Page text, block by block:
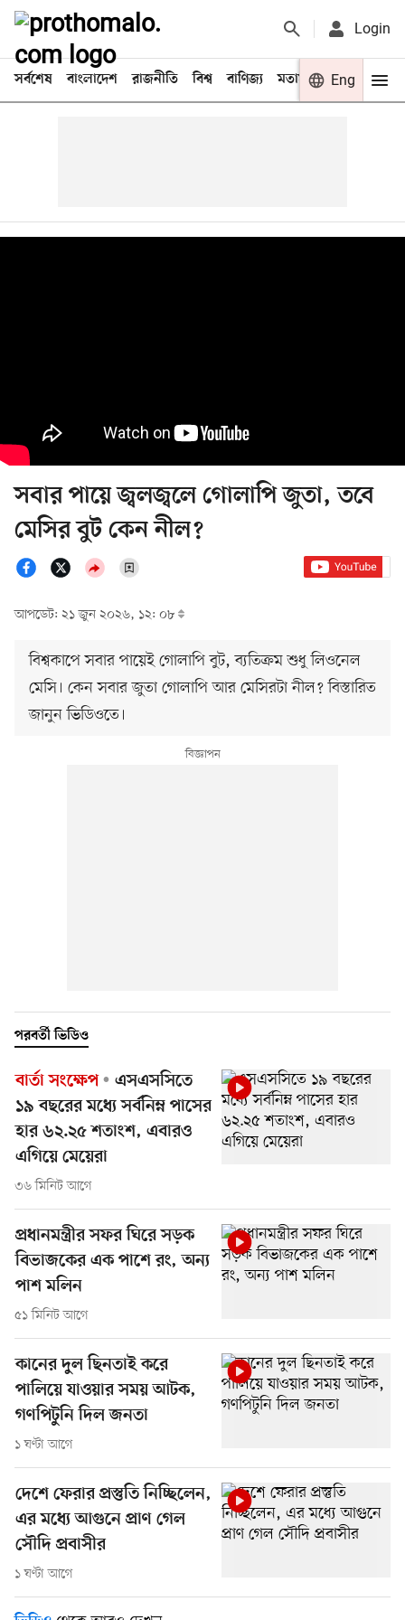
Login
সর্বশেষ বাংলাদেশ রাজনীতি বিশ্ব বাণিজ্য মতামত খেলা
Eng
সবার পায়ে জ্বলজ্বলে গোলাপি জুতা, তবে
মেসির বুট কেন নীল?
আপডেট: ২১ জুন ২০২৬, ১২: ০৮
বিশ্বকাপে সবার পায়েই গোলাপি বুট, ব্যতিক্রম শুধু লিওনেল
মেসি। কেন সবার জুতা গোলাপি আর মেসিরটা নীল? বিস্তারিত
জানুন ভিডিওতে।
পরবর্তী ভিডিও
বার্তা সংক্ষেপ
এসএসসিতে
১৯ বছরের মধ্যে সর্বনিম্ন পাসের
হার ৬২.২৫ শতাংশ, এবারও
এগিয়ে মেয়েরা
৩৬ মিনিট আগে
প্রধানমন্ত্রীর সফর ঘিরে সড়ক
বিভাজকের এক পাশে রং, অন্য
পাশ মলিন
৫১ মিনিট আগে
কানের দুল ছিনতাই করে
পালিয়ে যাওয়ার সময় আটক,
গণপিটুনি দিল জনতা
১ ঘণ্টা আগে
দেশে ফেরার প্রস্তুতি নিচ্ছিলেন,
এর মধ্যে আগুনে প্রাণ গেল
সৌদি প্রবাসীর
১ ঘণ্টা আগে